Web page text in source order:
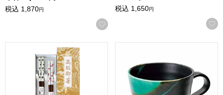
税込 1,870円
お気に入りに登録する
税込 1,650円
天丸陶華ギフトセット [S-03811]【年間ギフト】